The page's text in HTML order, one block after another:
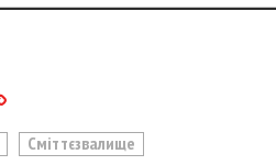
Сміттєзвалище